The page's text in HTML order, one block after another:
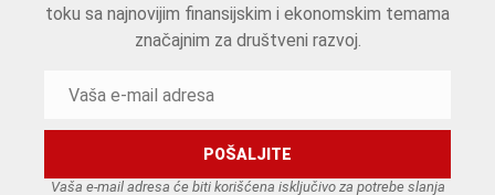
toku sa najnovijim finansijskim i ekonomskim temama
značajnim za društveni razvoj.
Vaša e-mail adresa će biti korišćena isključivo za potrebe slanja